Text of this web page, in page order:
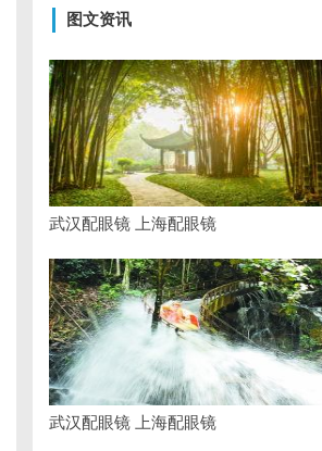
图文资讯
武汉配眼镜 上海配眼镜
武汉配眼镜 上海配眼镜